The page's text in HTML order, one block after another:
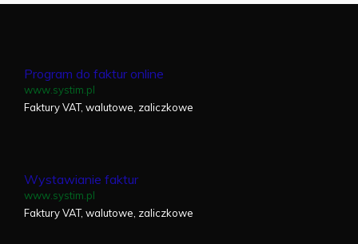
Program do faktur online
www.systim.pl
Faktury VAT, walutowe, zaliczkowe
Wystawianie faktur
www.systim.pl
Faktury VAT, walutowe, zaliczkowe